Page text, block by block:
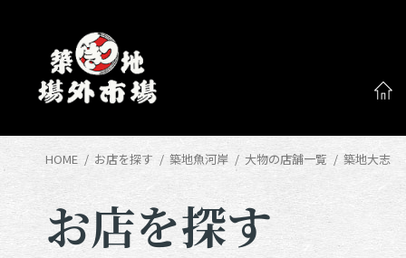
HOME お店を探す 築地魚河岸 大物の店舗一覧 築地大志
お店を探す